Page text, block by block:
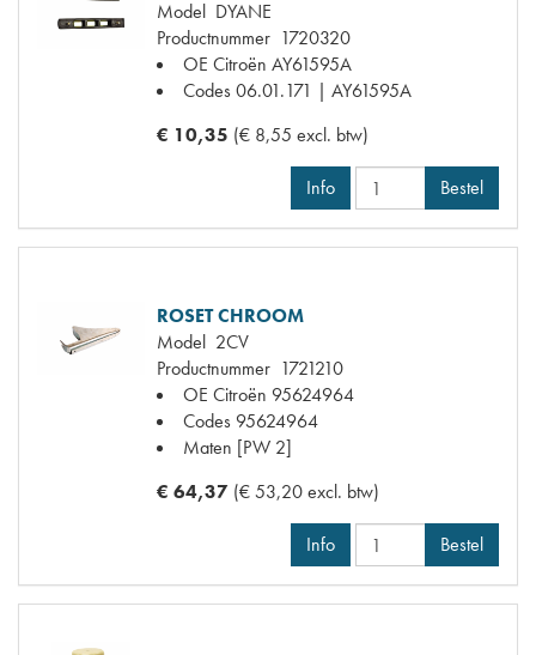
Model DYANE
Productnummer 1720320
OE Citroën AY61595A
Codes06.01.171 | AY61595A
€ 10,35 (€ 8,55 excl. btw)
Info Bestel
ROSET CHROOM
Model 2CV
Productnummer 1721210
OE Citroën 95624964
Codes 95624964
Maten [PW 2]
€ 64,37 (€ 53,20 excl. btw)
Info Bestel